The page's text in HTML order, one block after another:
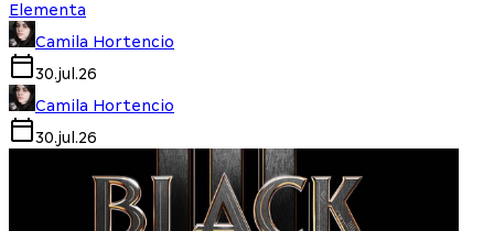
Elementa
Camila Hortencio
30.jul.26
Camila Hortencio
30.jul.26